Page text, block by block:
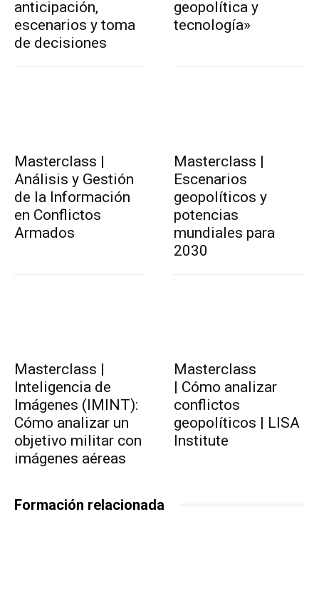
anticipación,
escenarios y toma
de decisiones
geopolítica y
tecnología»
Masterclass |
Análisis y Gestión
de la Información
en Conflictos
Armados
Masterclass |
Escenarios
geopolíticos y
potencias
mundiales para
2030
Masterclass |
Inteligencia de
Imágenes (IMINT):
Cómo analizar un
objetivo militar con
imágenes aéreas
Masterclass
| Cómo analizar
conflictos
geopolíticos | LISA
Institute
Formación relacionada